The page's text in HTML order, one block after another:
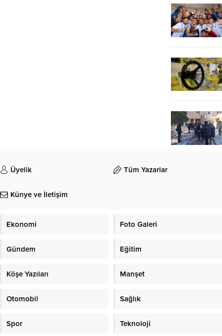
Üyelik Tüm Yazarlar
Künye ve İletişim
Ekonomi Foto Galeri
Gündem Eğitim
Köşe Yazıları Manşet
Otomobil Sağlık
Spor Teknoloji